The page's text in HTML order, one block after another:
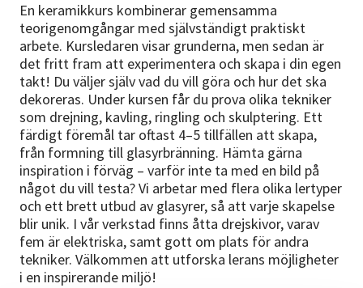
En keramikkurs kombinerar gemensamma
teorigenomgångar med självständigt praktiskt
arbete. Kursledaren visar grunderna, men sedan är
det fritt fram att experimentera och skapa i din egen
takt! Du väljer själv vad du vill göra och hur det ska
dekoreras. Under kursen får du prova olika tekniker
som drejning, kavling, ringling och skulptering. Ett
färdigt föremål tar oftast 4–5 tillfällen att skapa,
från formning till glasyrbränning. Hämta gärna
inspiration i förväg – varför inte ta med en bild på
något du vill testa? Vi arbetar med flera olika lertyper
och ett brett utbud av glasyrer, så att varje skapelse
blir unik. I vår verkstad finns åtta drejskivor, varav
fem är elektriska, samt gott om plats för andra
tekniker. Välkommen att utforska lerans möjligheter
i en inspirerande miljö!